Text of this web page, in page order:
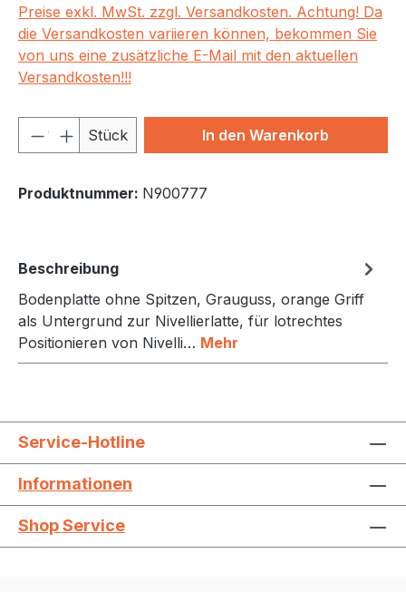
Preise exkl. MwSt. zzgl. Versandkosten. Achtung! Da
die Versandkosten variieren können, bekommen Sie
von uns eine zusätzliche E-Mail mit den aktuellen
Versandkosten!!!
Produkt Anzahl: Gib den
Stück In den Warenkorb
Produktnummer: N900777
Beschreibung
Bodenplatte ohne Spitzen, Grauguss, orange Griff
als Untergrund zur Nivellierlatte, für lotrechtes
Positionieren von Nivelli… Mehr
Service-Hotline
Informationen
Shop Service